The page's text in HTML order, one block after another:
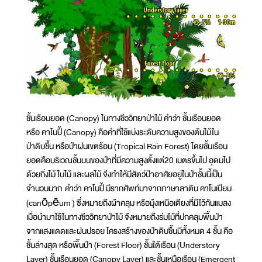
ชั้นเรือนยอด (Canopy) ในทางชีววิทยาป่าไม้ คำว่า ชั้นเรือนยอด
หรือ คาโนปี้ (Canopy) คือคำที่ใช้แบ่งระดับความสูงของต้นไม้ใน
ป่าดิบชื้น หรือป่าฝนเขตร้อน (Tropical Rain Forest) โดยชั้นเรือน
ยอดคือบริเวณชั้นบนของป่าที่มีความสูงตั้งแต่20 เมตรขึ้นไป อุดมไป
ด้วยกิ่งไม้ ใบไม้ และผลไม้ จึงทำให้มีสัตว์ป่าอาศัยอยู่ในป่าชั้นนี้เป็น
จำนวนมาก คำว่า คาโนปี้ มีรากศัพท์มาจากภาษาลาติน คาโนเปียม
(canōpēum ) ซึ่งหมายถึงผ้าคลุม หรือมุ้งเหนือเตียงที่มีไว้กันแมลง
เมื่อนำมาใช้ในทางชีววิทยาป่าไม้ จึงหมายถึงร่มไม้ที่ปกคลุมพื้นป่า
จากแสงแดดและฝนปรอย โครงสร้างของป่าดิบชื้นมีทั้งหมด 4 ชั้น คือ
ชั้นล่างสุด หรือพื้นป่า (Forest Floor) ชั้นใต้เรือน (Understory
Layer) ชั้นเรือนยอด (Canopy Layer) และชั้นเหนือเรือน (Emergent